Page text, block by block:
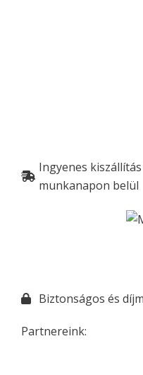
Ingyenes
munkanapon belül
Biztonságos és
Partnereink: